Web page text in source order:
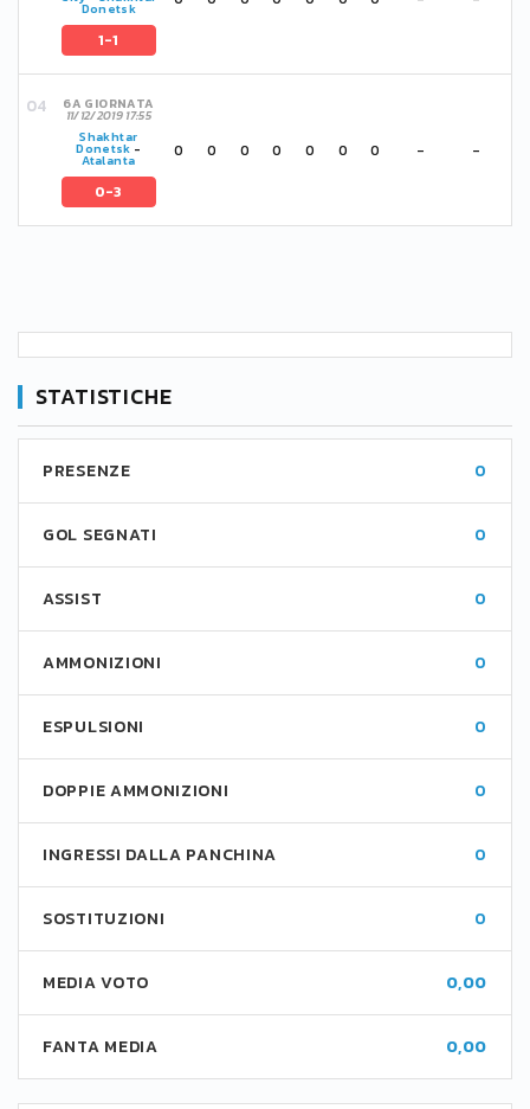
Donetsk
1-1
6A GIORNATA
11/12/2019 17:55
Shakhtar
Donetsk -
Atalanta
0-3
0 0 0 0 0 0 0 - -
STATISTICHE
PRESENZE 0
GOL SEGNATI 0
ASSIST 0
AMMONIZIONI 0
ESPULSIONI 0
DOPPIE AMMONIZIONI 0
INGRESSI DALLA PANCHINA 0
SOSTITUZIONI 0
MEDIA VOTO 0,00
FANTA MEDIA 0,00